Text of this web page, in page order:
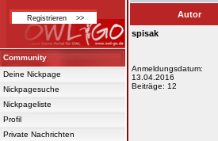
Community
Deine Nickpage
Nickpagesuche
Nickpageliste
Profil
Private Nachrichten
Autor
spisak
Anmeldungsdatum:
13.04.2016
Beiträge: 12